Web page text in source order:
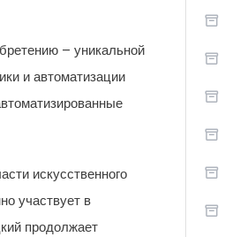
– уникальной
и автоматизации
искусственного
участвует в
продолжает